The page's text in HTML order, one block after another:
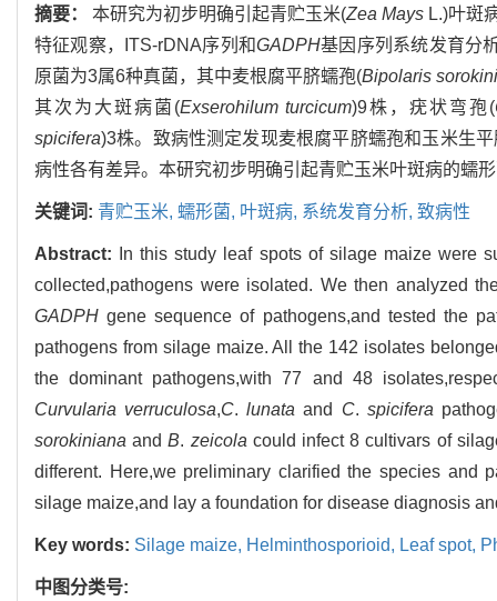
摘要：本研究为初步明确引起青贮玉米(Zea Mays L.)叶斑
特征观察，ITS-rDNA序列和GADPH基因序列系统发育分
原菌为3属6种真菌，其中麦根腐平脐蠕孢(Bipolaris
其次为大斑病菌(Exserohilum turcicum)9株，疣状弯孢(
spicifera)3株。致病性测定发现麦根腐平脐蠕孢和玉米生
病性各有差异。本研究初步明确引起青贮玉米叶斑病的蠕
关键词: 青贮玉米, 蠕形菌, 叶斑病, 系统发育分析, 致病性
Abstract:
In this study leaf spots of silage maize were
collected,pathogens were isolated. We then analyzed
GADPH gene sequence of pathogens,and tested the
pathogens from silage maize. All the 142 isolates
the dominant pathogens,with 77 and 48
Curvularia verruculosa,C.lunata and C. spicifera
sorokiniana andB. zeicola could infect 8 cultivars of
different. Here,we preliminary clarified the species and
silage maize,and lay a foundation for disease diagnosis
Key words: Silage maize, Helminthosporioid, Leaf spot,
中图分类号: